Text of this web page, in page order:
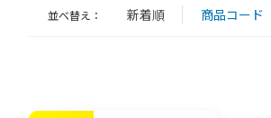
並べ替え： 新着順 商品コード